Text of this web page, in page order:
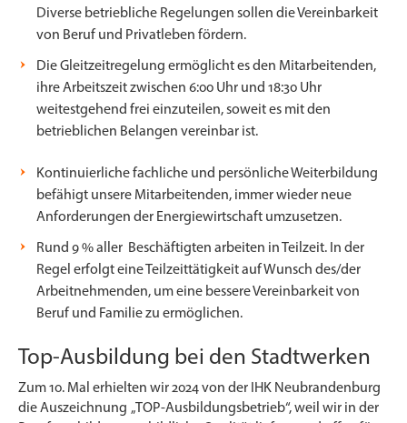
Diverse betriebliche Regelungen sollen die Vereinbarkeit
von Beruf und Privatleben fördern.
Die Gleitzeitregelung ermöglicht es den Mitarbeitenden,
ihre Arbeitszeit zwischen 6:00 Uhr und 18:30 Uhr
weitestgehend frei einzuteilen, soweit es mit den
betrieblichen Belangen vereinbar ist.
Kontinuierliche fachliche und persönliche Weiterbildung
befähigt unsere Mitarbeitenden, immer wieder neue
Anforderungen der Energiewirtschaft umzusetzen.
Rund 9 % aller Beschäftigten arbeiten in Teilzeit. In der
Regel erfolgt eine Teilzeittätigkeit auf Wunsch des/der
Arbeitnehmenden, um eine bessere Vereinbarkeit von
Beruf und Familie zu ermöglichen.
Top-Ausbildung bei den Stadtwerken
Zum 10. Mal erhielten wir 2024 von der IHK Neubrandenburg
die Auszeichnung „TOP-Ausbildungsbetrieb“, weil wir in der